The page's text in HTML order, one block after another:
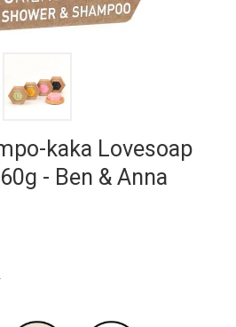
kaka Lovesoap
- Ben & Anna